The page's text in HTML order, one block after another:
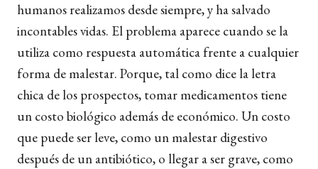
humanos realizamos desde siempre, y ha salvado
incontables vidas. El problema aparece cuando se la
utiliza como respuesta automática frente a cualquier
forma de malestar. Porque, tal como dice la letra
chica de los prospectos, tomar medicamentos tiene
un costo biológico además de económico. Un costo
que puede ser leve, como un malestar digestivo
después de un antibiótico, o llegar a ser grave, como